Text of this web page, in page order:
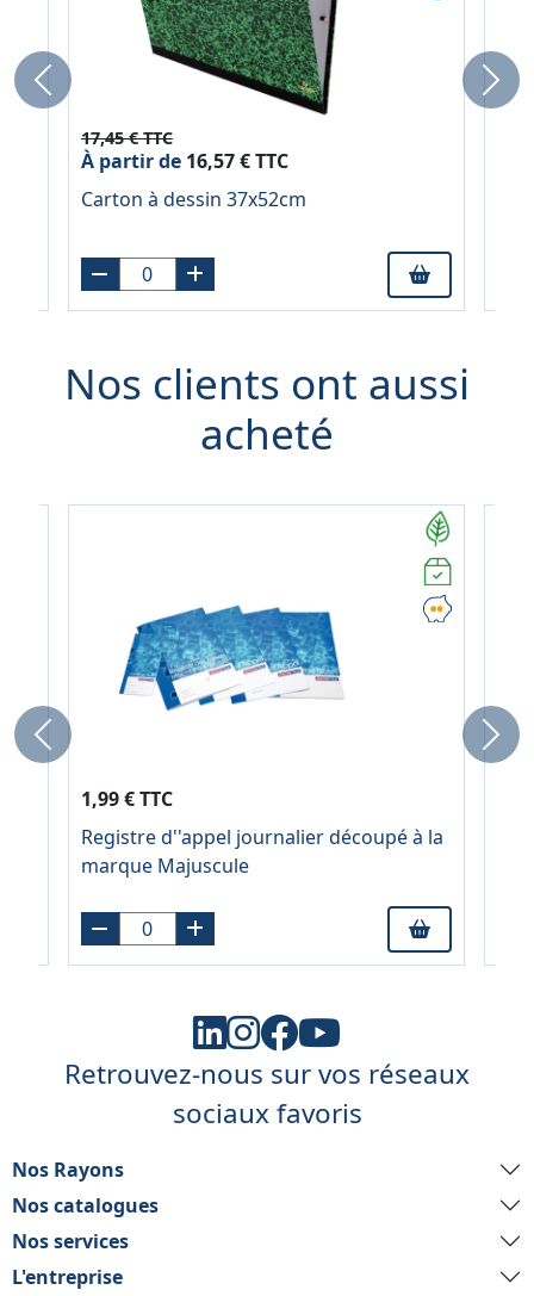
17,45 € TTC
À partir de16,57 € TTC
Carton à dessin 37x52cm
Previous Next
Nos clients ont aussi
acheté
1,99 € TTC
Registre d''appel journalier découpé à la
marque Majuscule
Previous Next
Retrouvez-nous sur vos réseaux
sociaux favoris
Nos Rayons
Nos catalogues
Nos services
L'entreprise